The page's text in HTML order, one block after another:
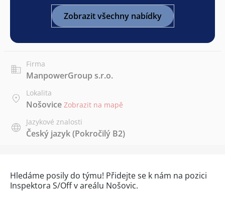
Zobrazit všechny nabídky
Firma
ManpowerGroup s.r.o.
Lokalita
Nošovice Zobrazit na mapě
Jazykové znalosti
Český jazyk(Pokročilý B2)
Hledáme posily do týmu! Přidejte se k nám na pozici
Inspektora S/Off v areálu Nošovic.